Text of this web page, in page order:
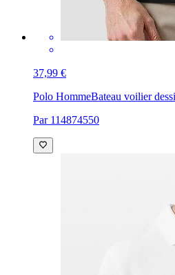
37,99 €
Polo HommeBateau voilier
Par 114874550